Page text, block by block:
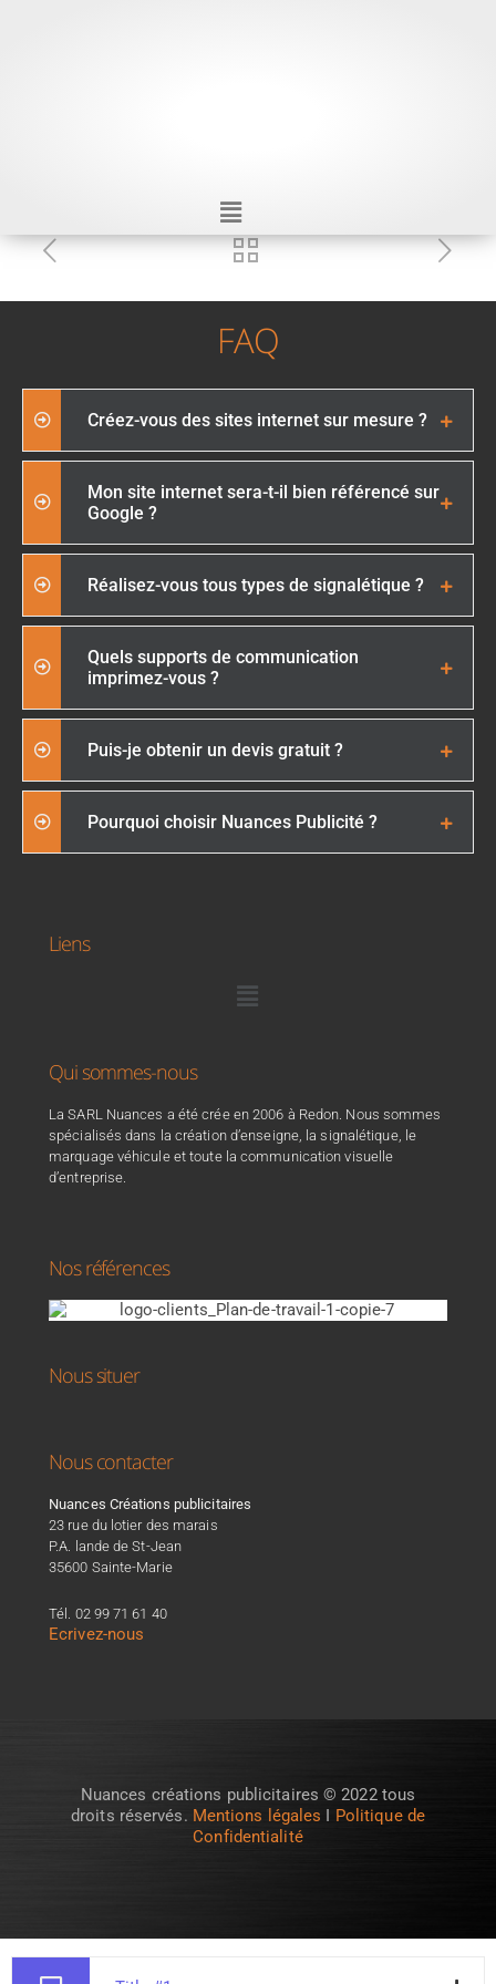
FAQ
Créez-vous des sites internet sur mesure ?
Mon site internet sera-t-il bien référencé sur
Google ?
Réalisez-vous tous types de signalétique ?
Quels supports de communication
imprimez-vous ?
Puis-je obtenir un devis gratuit ?
Pourquoi choisir Nuances Publicité ?
Liens
Qui sommes-nous
La SARL Nuances a été crée en 2006 à Redon. Nous sommes
spécialisés dans la création d’enseigne, la signalétique, le
marquage véhicule et toute la communication visuelle
d’entreprise.
Nos références
Nous situer
Nous contacter
Nuances Créations publicitaires
23 rue du lotier des marais
P.A. lande de St-Jean
35600 Sainte-Marie
Tél. 02 99 71 61 40
Ecrivez-nous
Nuances créations publicitaires © 2022 tous
droits réservés. Mentions légales I Politique de
Confidentialité